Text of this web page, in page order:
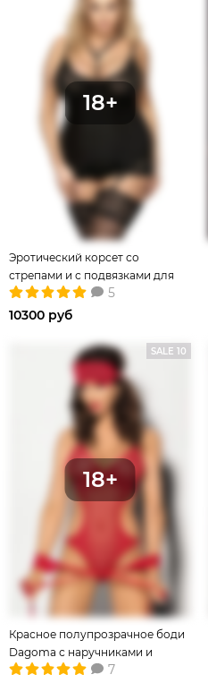
Эротический корсет со
стрепами и с подвязками для
чулок
5
10300 руб
SALE 10
Красное полупрозрачное боди
Dagoma с наручниками и
маской
7